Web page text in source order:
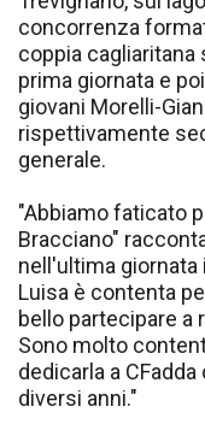
concorrenza
coppia cagliaritana
prima giornata e
giovani Morelli-
rispettivamente
generale.
"Abbiamo faticato
Bracciano"
nell'ultima giornata
Luisa è contenta
bello partecipare a
Sono molto
dedicarla a
diversi anni."